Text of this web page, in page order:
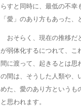
らすと同時に、最低の不
「愛」のあり方もあった、
おそらく、現在の推移だ
が弱体化するにつれて、こ
間に渡って、起きるとは思
の間は、そうした人類や、
めた、愛のあり方というも
と思われます。